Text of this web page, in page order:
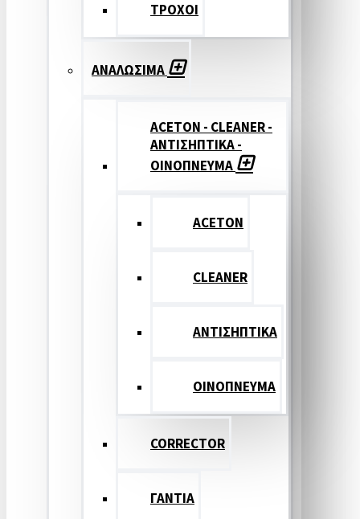
ΤΡΟΧΟΙ
ΑΝΑΛΩΣΙΜΑ
ACETON - CLEANER -
ΑΝΤΙΣΗΠΤΙΚΑ -
ΟΙΝΟΠΝΕΥΜΑ
ACETON
CLEANER
ΑΝΤΙΣΗΠΤΙΚΑ
ΟΙΝΟΠΝΕΥΜΑ
CORRECTOR
ΓΑΝΤΙΑ